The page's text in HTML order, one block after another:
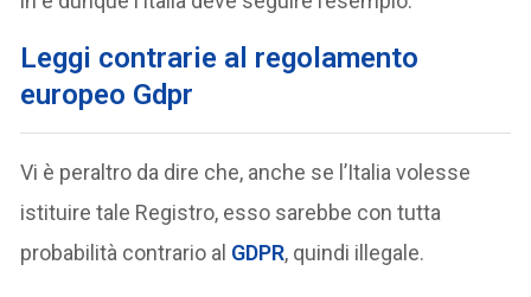
Leggi contrarie al regolamento
europeo Gdpr
Vi è peraltro da dire che, anche se l’Italia volesse
istituire tale Registro, esso sarebbe con tutta
probabilità contrario al GDPR, quindi illegale.